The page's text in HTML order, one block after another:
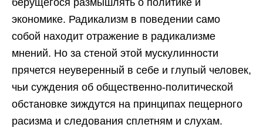
экономике. Радикализм в поведении само
собой находит отражение в радикализме
мнений. Но за стеной этой мускулинности
прячется неуверенный в себе и глупый человек,
чьи суждения об общественно-политической
обстановке зиждутся на принципах пещерного
расизма и следования сплетням и слухам.